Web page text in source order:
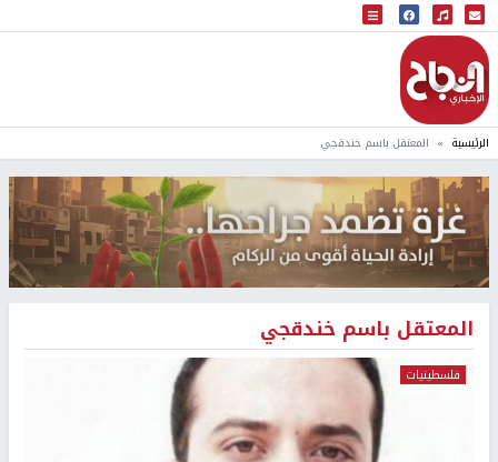
البث المباشر
إذاعة النجاح
الرئيسية المعتقل باسم خندقجي
المعتقل باسم خندقجي
فلسطينيات